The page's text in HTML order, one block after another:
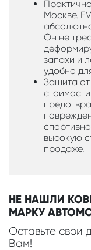
Москве.
Он не
запахи и
удобно
Защита
высокую
продаже.
НЕ НАШЛИ
МАРКУ
Оставьте
Вам!